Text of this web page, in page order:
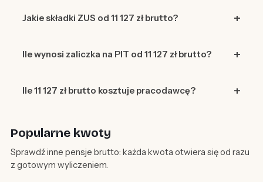
Jakie składki ZUS od 11 127 zł brutto?
Ile wynosi zaliczka na PIT od 11 127 zł brutto?
Ile 11 127 zł brutto kosztuje pracodawcę?
Popularne kwoty
Sprawdź inne pensje brutto: każda kwota otwiera się od razu
z gotowym wyliczeniem.